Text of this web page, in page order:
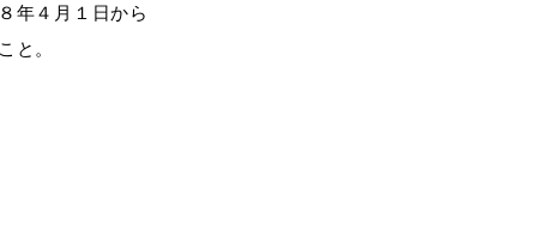
年４月１日から
と。